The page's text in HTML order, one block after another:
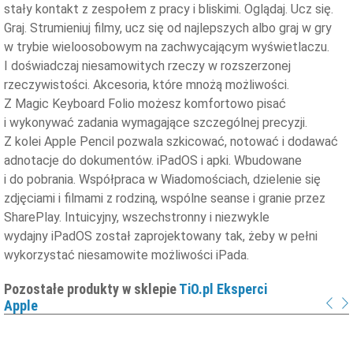
stały kontakt z zespołem z pracy i bliskimi. Oglądaj. Ucz się.
Graj. Strumieniuj filmy, ucz się od najlepszych albo graj w gry
w trybie wieloosobowym na zachwycającym wyświetlaczu.
I doświadczaj niesamowitych rzeczy w rozszerzonej
rzeczywistości. Akcesoria, które mnożą możliwości.
Z Magic Keyboard Folio możesz komfortowo pisać
i wykonywać zadania wymagające szczególnej precyzji.
Z kolei Apple Pencil pozwala szkicować, notować i dodawać
adnotacje do dokumentów. iPadOS i apki. Wbudowane
i do pobrania. Współpraca w Wiadomościach, dzielenie się
zdjęciami i filmami z rodziną, wspólne seanse i granie przez
SharePlay. Intuicyjny, wszechstronny i niezwykle
wydajny iPadOS został zaprojektowany tak, żeby w pełni
wykorzystać niesamowite możliwości iPada.
Pozostałe produkty w sklepieTiO.pl Eksperci
Apple